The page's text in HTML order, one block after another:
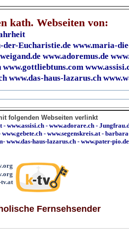
kath. Webseiten von:
der-Eucharistie.de www.maria-
www.adoremus.de
www.gottliebtuns.com
www.das-haus-lazarus.ch
folgenden Webseiten verlinkt
- www.assisi.ch - www.adorare.ch -
www.gebete.ch - www.segenskreis.at -
- www.das-haus-lazarus.ch - www.pater-pio.de
tv.at
Fernsehsender